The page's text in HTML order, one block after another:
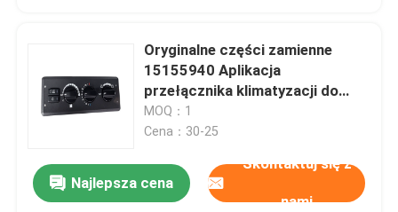
O nas
Wycieczka po fabryce
Oryginalne części zamienne
15155940 Aplikacja
przełącznika klimatyzacji do
ładowarki Volvo L120F
MOQ：1
Cena：30-25
Najlepsza cena
Skontaktuj się z
nami